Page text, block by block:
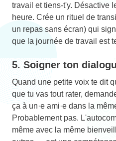
travail et tiens-t'y. Désactive
heure. Crée un rituel de
un repas sans écran) qui
que la journée de travail est
5. Soigner ton
Quand une petite voix te dit
que tu vas tout rater,
ça à un·e ami·e dans la
Probablement pas.
même avec la même